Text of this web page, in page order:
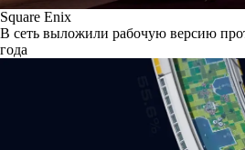
Square Enix
В сеть выложили рабочую версию
года